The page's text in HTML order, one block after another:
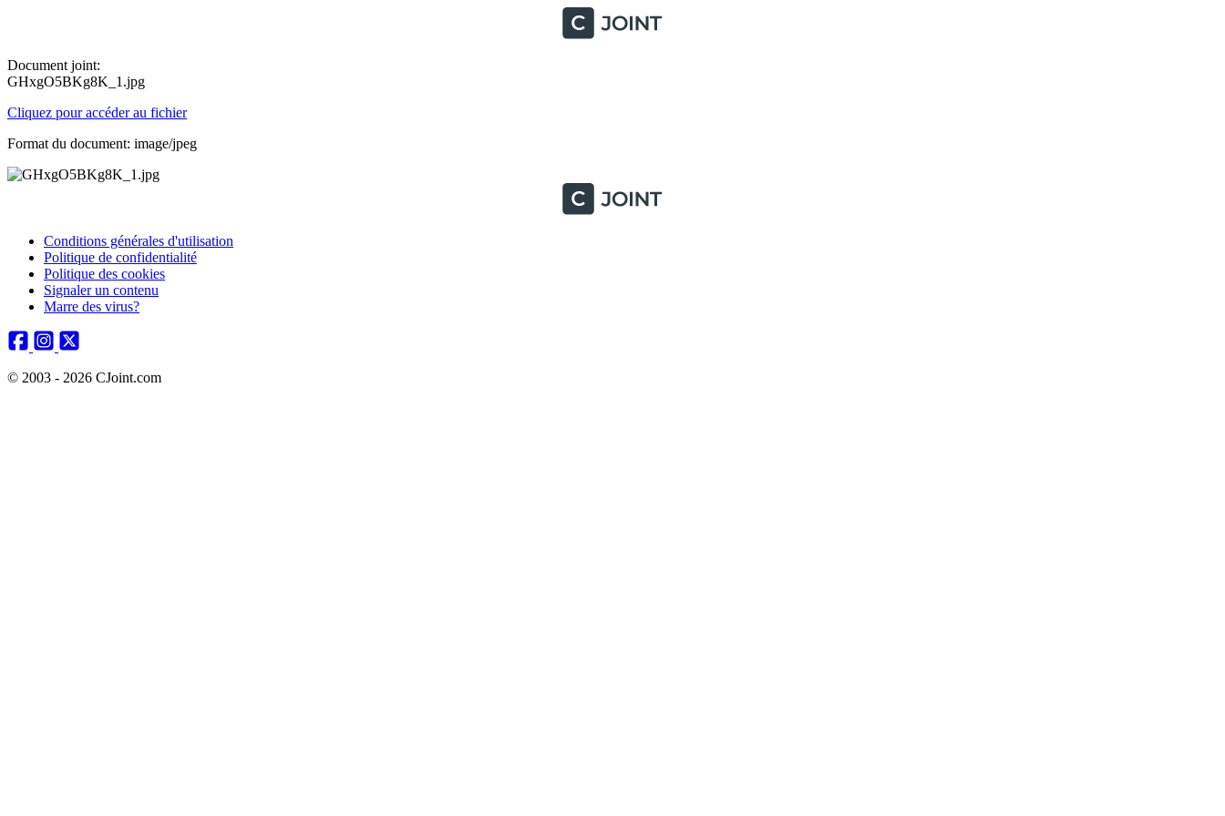
Document joint:
GHxgO5BKg8K_1.jpg
Cliquez pour accéder au fichier
Format du document: image/jpeg
Conditions générales d'utilisation
Politique de confidentialité
Politique des cookies
Signaler un contenu
Marre des virus?
© 2003 - 2026 CJoint.com